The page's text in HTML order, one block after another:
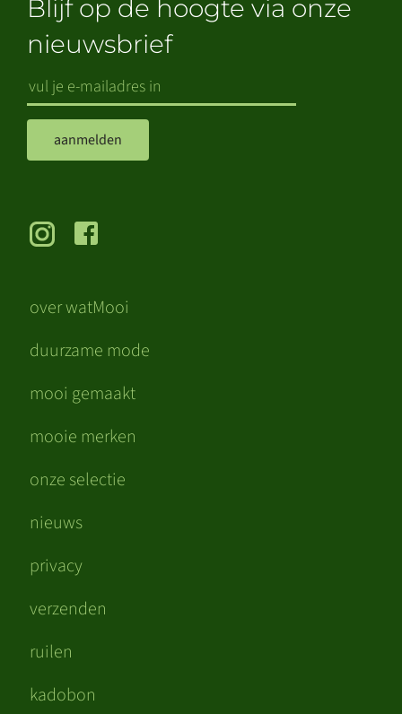
over watMooi
duurzame mode
mooi gemaakt
mooie merken
onze selectie
nieuws
privacy
verzenden
ruilen
kadobon
Blijf op de hoogte via onze
nieuwsbrief
aanmelden